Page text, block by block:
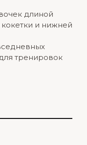
длиной
и нижней
тренировок